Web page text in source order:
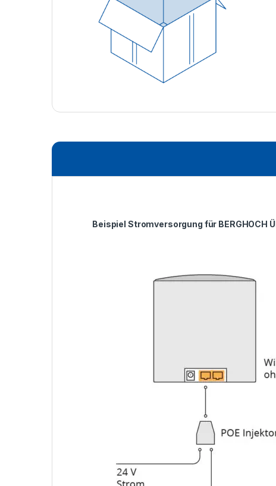
Beispiel Stromversorgung für BERGHOCH